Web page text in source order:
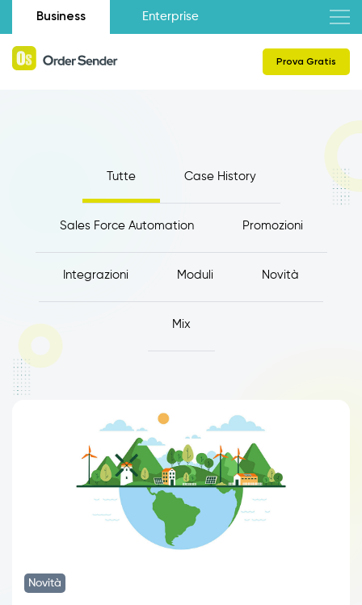
Business Enterprise
Prova Gratis
Tutte Case History
Sales Force Automation Promozioni
Integrazioni Moduli Novità
Mix
Novità